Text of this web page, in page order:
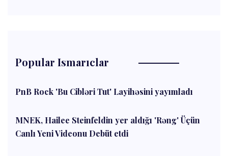
Popular Ismarıclar
PnB Rock 'Bu Cibləri Tut' Layihəsini yayımladı
MNEK, Hailee Steinfeldin yer aldığı 'Rəng' Üçün
Canlı Yeni Videonu Debüt etdi